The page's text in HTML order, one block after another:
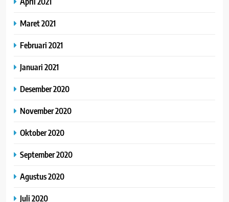
Maret 2021
Februari 2021
Januari 2021
Desember 2020
November 2020
Oktober 2020
September 2020
Agustus 2020
Juli 2020